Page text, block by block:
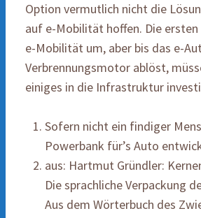
Option vermutlich nicht die
auf e-Mobilität hoffen. Die
e-Mobilität um, aber bis das e-
Verbrennungsmotor ablöst,
einiges in die Infrastruktur
Sofern nicht ein findiger
Powerbank für’s Auto
aus: Hartmut Gründler:
Die sprachliche Verpackung
Aus dem Wörterbuch des